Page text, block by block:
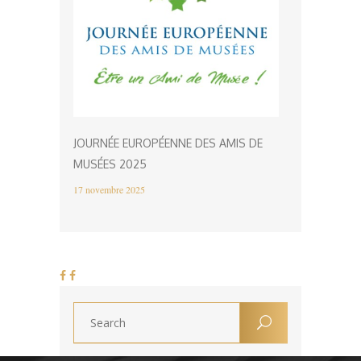
JOURNÉE EUROPÉENNE DES AMIS DE
MUSÉES 2025
17 novembre 2025